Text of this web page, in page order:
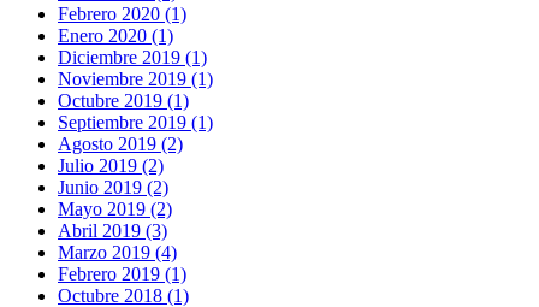
Febrero 2020 (1)
Enero 2020 (1)
Diciembre 2019 (1)
Noviembre 2019 (1)
Octubre 2019 (1)
Septiembre 2019 (1)
Agosto 2019 (2)
Julio 2019 (2)
Junio 2019 (2)
Mayo 2019 (2)
Abril 2019 (3)
Marzo 2019 (4)
Febrero 2019 (1)
Octubre 2018 (1)